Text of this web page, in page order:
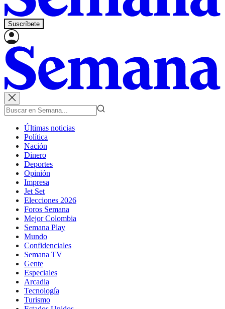
Suscríbete
Últimas noticias
Política
Nación
Dinero
Deportes
Opinión
Impresa
Jet Set
Elecciones 2026
Foros Semana
Mejor Colombia
Semana Play
Mundo
Confidenciales
Semana TV
Gente
Especiales
Arcadia
Tecnología
Turismo